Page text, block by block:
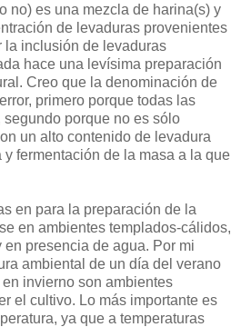
no) es una mezcla de harina(s) y
de levaduras provenientes
la inclusión de levaduras
hace una levísima preparación
Creo que la denominación de
primero porque todas las
segundo porque no es sólo
un alto contenido de levadura
fermentación de la masa a la que
en para la preparación de la
en ambientes templados-cálidos,
en presencia de agua. Por mi
ambiental de un día del verano
invierno son ambientes
el cultivo. Lo más importante es
ya que a temperaturas